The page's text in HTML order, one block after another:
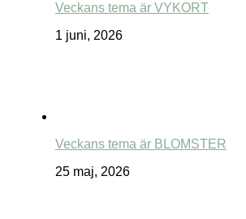
Veckans tema är VYKORT
1 juni, 2026
Veckans tema är BLOMSTER
25 maj, 2026